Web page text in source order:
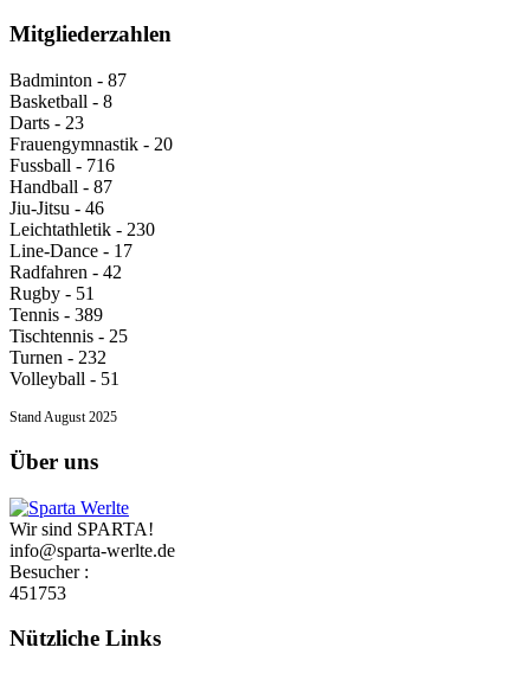
Mitgliederzahlen
Badminton - 87
Basketball - 8
Darts - 23
Frauengymnastik - 20
Fussball - 716
Handball - 87
Jiu-Jitsu - 46
Leichtathletik - 230
Line-Dance - 17
Radfahren - 42
Rugby - 51
Tennis - 389
Tischtennis - 25
Turnen - 232
Volleyball - 51
Stand August 2025
Über uns
Wir sind SPARTA!
info@sparta-werlte.de
Besucher :
451753
Nützliche Links